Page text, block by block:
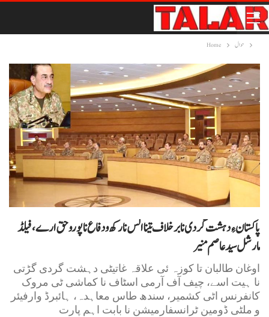
Home حوال
پاکستان ءِ دہشت گردی نا برخلاف تینا الس نا رکھ و دفاع نا پورو حق ارے،فیلڈ
مارشل سید عاصم منیر
اوغان طالبان تا کوزہ ئی علاقہ غاتیٹی دہشت گردی گڑتی
نا ہیت اسے، چیف آف آرمی اسٹاف نا کماشی ٹی مروک
کانفرنس اٹی کشمیر، سندھ طاس معاہدہ، ہائبرڈ وارفیئر
و ملٹی ڈومین ٹرانسفارمیشن نا بابت اہم پارت